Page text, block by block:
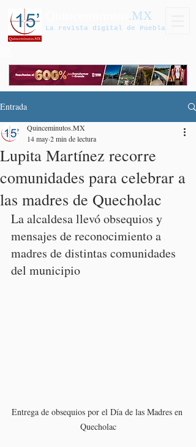
.MX
La revista digital de Puebla
Entrada
Lupita Martínez recorre
comunidades para celebrar a
las madres de Quecholac
Quinceminutos.MX
14 may2 min de lectura
La alcaldesa llevó obsequios y
mensajes de reconocimiento a
madres de distintas comunidades
del municipio
Entrega de obsequios por el Día de las Madres en
Quecholac